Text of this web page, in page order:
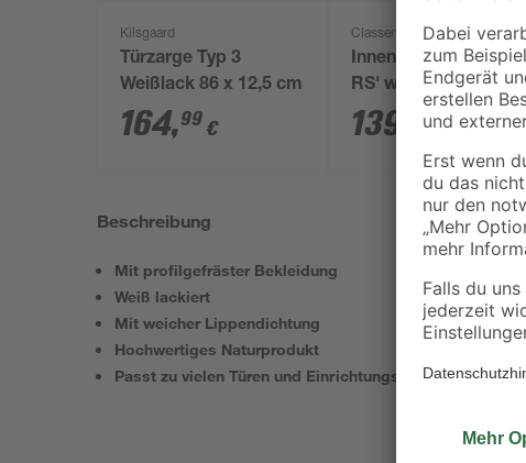
Kilsgaard
Türzarge Typ 3
Weißlack 86 x 12,5 cm
164,99 €
Classen
Innentür 'Modern M2
RS' weiß 198,5 x 86
cm, Rechtsanschlag
139 99 €
Beschreibung
Mit profilgefräster Bekleidung
Weiß lackiert
Mit weicher Lippendichtung
Hochwertiges Naturprodukt
Passt zu vielen Türen und Einrichtungsstilen